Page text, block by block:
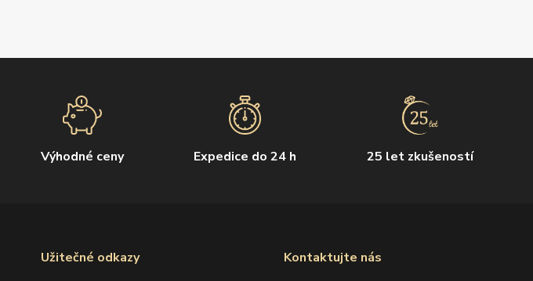
Výhodné ceny Expedice do 24 h 25 let zkušeností
Užitečné odkazy Kontaktujte nás